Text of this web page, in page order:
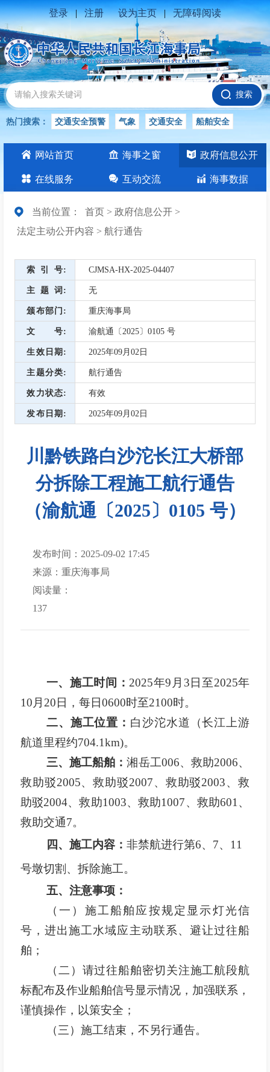
登录 | 注册 设为主页 | 无障碍阅读
搜索
热门搜索： 交通安全预警 气象 交通安全 船舶安全
水位公告 安全 交通 交通安全知识 长江
网站首页 海事之窗 政府信息公开
在线服务 互动交流 海事数据
当前位置： 首页 > 政府信息公开 >
法定主动公开内容 > 航行通告
索引号 CJMSA-HX-2025-04407
主题词 无
颁布部门 重庆海事局
文号 渝航通〔2025〕0105 号
生效日期 2025年09月02日
主题分类 航行通告
效力状态 有效
发布日期 2025年09月02日
川黔铁路白沙沱长江大桥部
分拆除工程施工航行通告
（渝航通〔2025〕0105 号）
发布时间：2025-09-02 17:45
来源：重庆海事局
阅读量：
137
一、施工时间： 2025年9月3日至2025年
10月20日，每日0600时至2100时。
二、施工位置： 白沙沱水道（长江上游
航道里程约704.1km)。
三、施工船舶：湘岳工006、救助2006、
救助驳2005、救助驳2007、救助驳2003、救
助驳2004、救助1003、救助1007、救助601、
救助交通7。
四、施工内容： 非禁航进行第6、7、11
号墩切割、拆除施工。
五、注意事项：
（一）施工船舶应按规定显示灯光信
号，进出施工水域应主动联系、避让过往船
舶；
（二）请过往船舶密切关注施工航段航
标配布及作业船舶信号显示情况，加强联系，
谨慎操作，以策安全；
（三）施工结束，不另行通告。